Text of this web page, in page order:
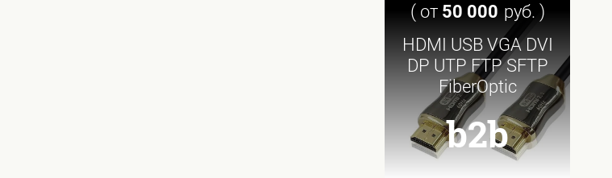
( от 50 000 руб. )
HDMI USB VGA DVI
DP UTP FTP SFTP
FiberOptic
b2b